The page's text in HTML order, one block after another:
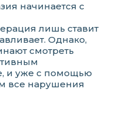
начинается с
лишь ставит
Однако,
смотреть
и уже с помощью
все нарушения